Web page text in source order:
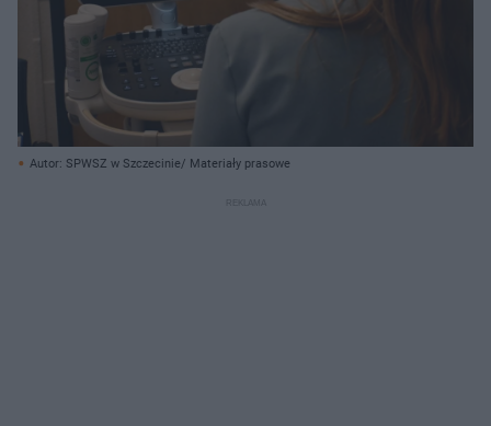
Autor: SPWSZ w Szczecinie/ Materiały prasowe